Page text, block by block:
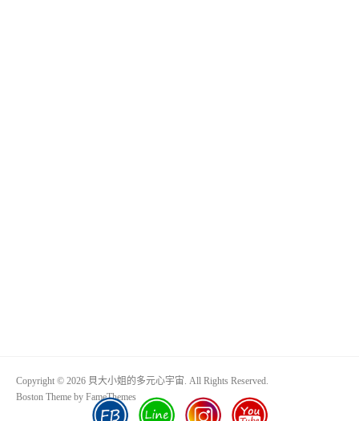
Copyright © 2026 貝大小姐的多元心宇宙. All Rights Reserved.
Boston Theme by FameThemes